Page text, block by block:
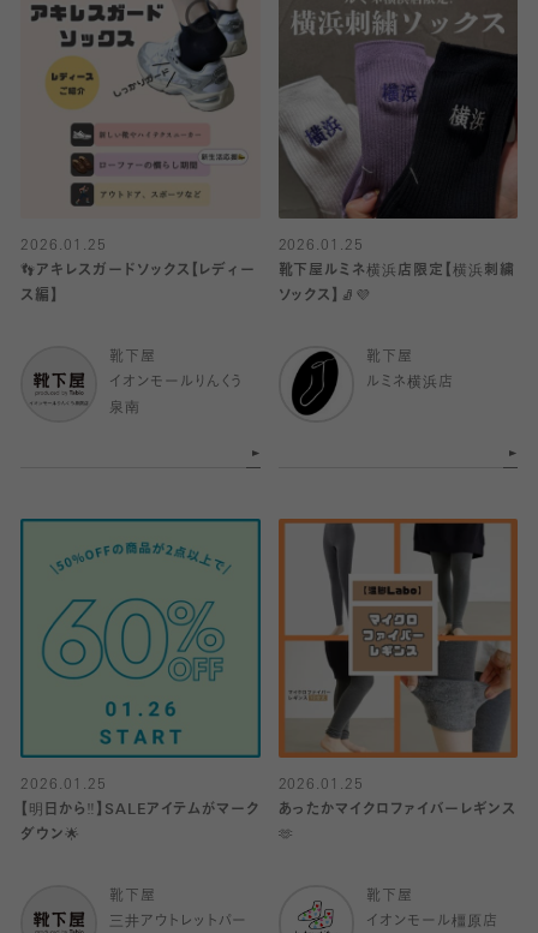
2026.01.25
👣アキレスガードソックス【レディー
ス編】
靴下屋
イオンモールりんくう
泉南
2026.01.25
靴下屋ルミネ横浜店限定【横浜刺繍
ソックス】🧦💜
靴下屋
ルミネ横浜店
2026.01.25
【明日から‼️】SALEアイテムがマーク
ダウン🌟
靴下屋
三井アウトレットパー
2026.01.25
あったかマイクロファイバーレギンス
🫶
靴下屋
イオンモール橿原店